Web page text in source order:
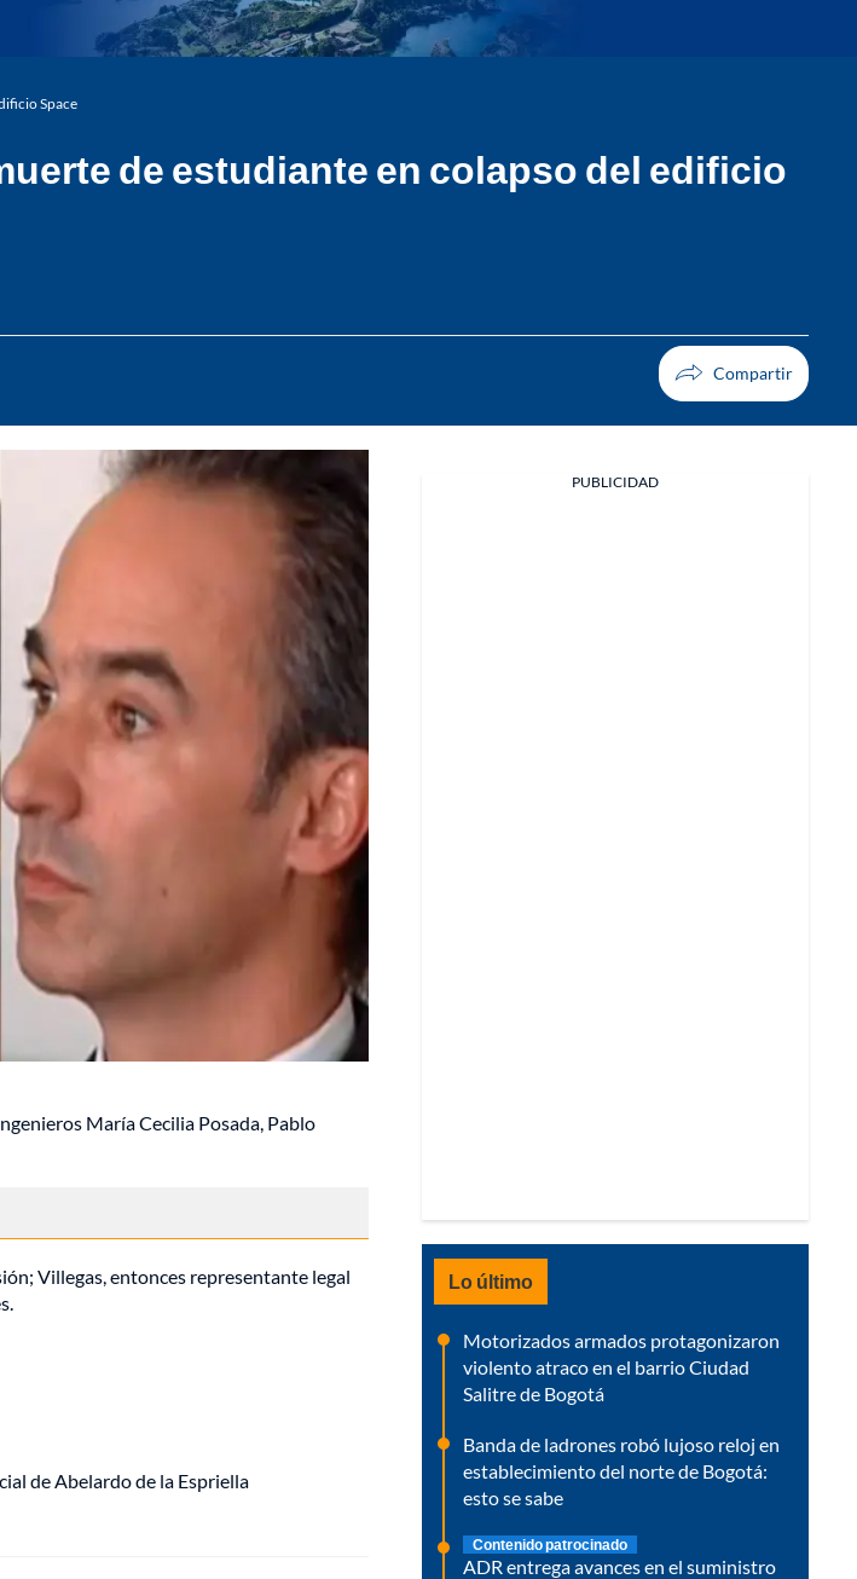
Space
de estudiante en colapso del edificio
María Cecilia Posada, Pablo
Villegas, entonces representante legal
de Abelardo de la Espriella
PUBLICIDAD
Lo último
Motorizados armados protagonizaron
violento atraco en el barrio Ciudad
Salitre de Bogotá
Banda de ladrones robó lujoso reloj en
establecimiento del norte de Bogotá:
esto se sabe
Contenido patrocinado
ADR entrega avances en el suministro